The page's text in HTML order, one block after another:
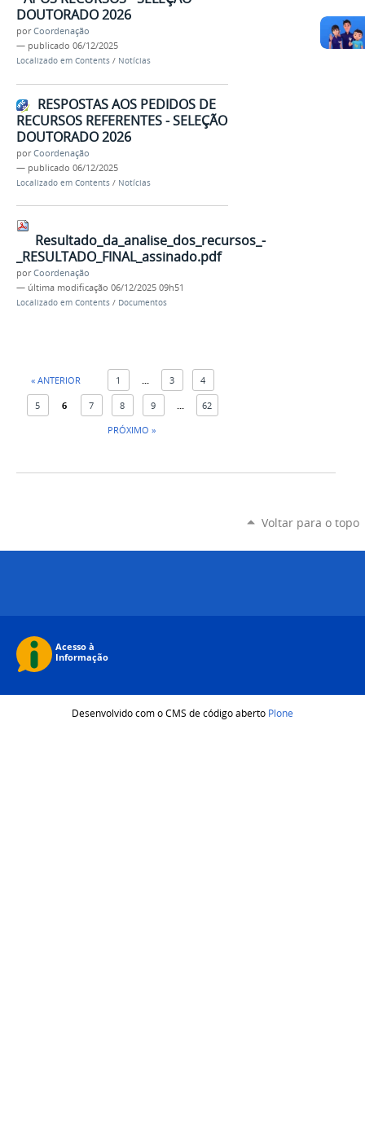
DOUTORADO 2026
porCoordenação
— publicado 06/12/2025
Localizado em Contents / Notícias
RESPOSTAS AOS PEDIDOS DE
RECURSOS REFERENTES - SELEÇÃO
DOUTORADO 2026
porCoordenação
— publicado 06/12/2025
Localizado em Contents / Notícias
Resultado_da_analise_dos_recursos_-
_RESULTADO_FINAL_assinado.pdf
porCoordenação
— última modificação 06/12/2025 09h51
Localizado em Contents / Documentos
« ANTERIOR 1 ... 3 4
5 6 7 8 9 ...
62
PRÓXIMO »
Voltar para o topo
Desenvolvido com o CMS de código aberto Plone